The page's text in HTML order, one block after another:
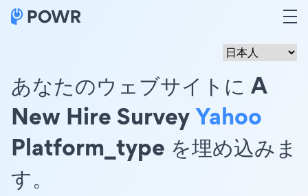
あなたのウェブサイトに A
New Hire SurveyYahoo
Platform_type を埋め込みま
す。